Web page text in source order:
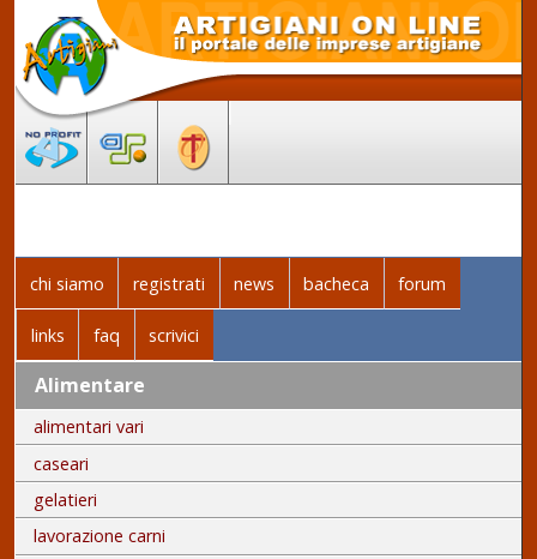
chi siamo registrati news bacheca forum
links faq scrivici
Alimentare
alimentari vari
caseari
gelatieri
lavorazione carni